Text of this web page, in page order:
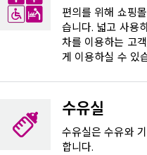
편의를 위해 쇼핑
습니다. 넓고 사용
차를 이용하는 고
게 이용하실 수 있
수유실
수유실은 수유와
합니다.